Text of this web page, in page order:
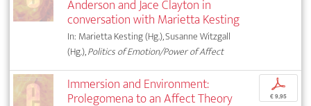
Anderson and Jace Clayton in
conversation with Marietta Kesting
In: Marietta Kesting (Hg.), Susanne Witzgall
(Hg.),Politics of Emotion/Power of Affect
Immersion and Environment:
Prolegomena to an Affect Theory
p
€ 9,95